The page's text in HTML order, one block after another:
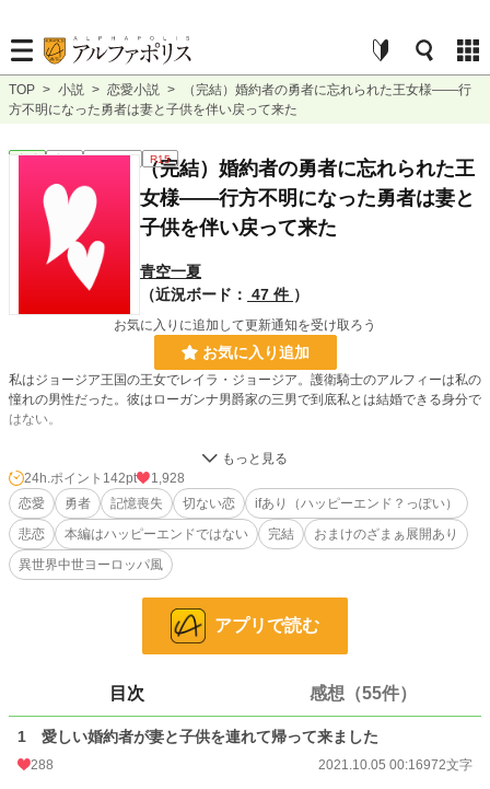
TOP > 小説 > 恋愛小説 >
（完結）婚約者の勇者に忘れられた王女様――行
方不明になった勇者は妻と子供を伴い戻って来た
恋愛 完結 ｼｮｰﾄｼｮｰﾄ R15
（完結）婚約者の勇者に忘れられた王
女様――行方不明になった勇者は妻と
子供を伴い戻って来た
青空一夏
（近況ボード： 47 件 ）
お気に入りに追加して更新通知を受け取ろう
お気に入り追加
私はジョージア王国の王女でレイラ・ジョージア。護衛騎士のアルフィーは私の
憧れの男性だった。彼はローガンナ男爵家の三男で到底私とは結婚できる身分で
はない。
それでも私は彼にお嫁さんにしてほしいと告白し勇者になってくれるようにお願
いした。勇者は望めば王女とも婚姻できるからだ。
彼は私の為に勇者になり私と婚約。その後、魔物討伐に向かった。
ところが彼は行方不明となりおよそ2年後やっと戻って来た。しかし、彼の横に
は子供を抱いた見知らぬ女性が立っており･･････
ハッピーエンドではない悲恋になるかもしれません。もやもやエンドの追記あ
り。ちょっとしたざまぁになっています。
9,104 位 / 228,874 件
恋愛 4,087 位 / 66,382 件
お気に入り
24h.ポイント 142pt
1,928
恋愛
勇者 記憶喪失 切ない恋
ifあり（ハッピーエンド？っぽい）
悲恋
本編はハッピーエンドではない 完結
おまけのざまぁ展開あり
異世界中世ヨーロッパ風
アプリで読む
目次 感想（55件）
1 愛しい婚約者が妻と子供を連れて帰って来ました
288 2021.10.05 00:16972文字